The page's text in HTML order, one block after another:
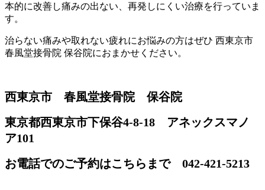
本的に改善し痛みの出ない、再発しにくい治療を行っていま
す。
治らない痛みや取れない疲れにお悩みの方はぜひ 西東京市
春風堂接骨院 保谷院におまかせください。
西東京市 春風堂接骨院 保谷院
東京都西東京市下保谷4-8-18 アネックスマノ
ア101
お電話でのご予約はこちらまで 042-421-5213